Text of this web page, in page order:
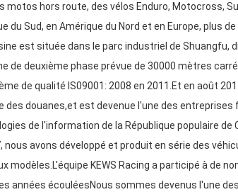
motos hors route, des vélos Enduro, Motocross,
du Sud, en Amérique du Nord et en Europe, plus
est située dans le parc industriel de
de deuxième phase prévue de 30000 mètres
de qualité IS09001: 2008 en 2011.Et en août
des douanes,et est devenue l'une des
de l'information de la République populaire
nous avons développé et produit en série des
modèles.L'équipe KEWS Racing a participé à de
années écouléesNous sommes devenus l'une